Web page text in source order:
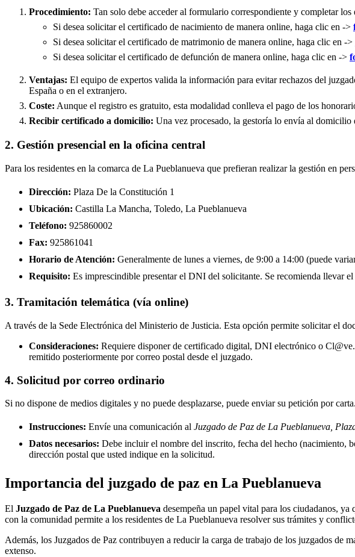
Procedimiento: Tan solo debe acceder al formulario correspondiente y completar los
Si desea solicitar el certificado de nacimiento de manera online, haga clic en ->
Si desea solicitar el certificado de matrimonio de manera online, haga clic en ->
Si desea solicitar el certificado de defunción de manera online, haga clic en ->
Ventajas: El equipo de expertos valida la información para evitar rechazos del
España o en el extranjero.
Coste: Aunque el registro es gratuito, esta modalidad conlleva el pago de los
Recibir certificado a domicilio: Una vez procesado, la gestoría lo envía al domicilio
2. Gestión presencial en la oficina central
Para los residentes en la comarca de La Pueblanueva que prefieran realizar la gestión en
Dirección: Plaza De la Constitución 1
Ubicación: Castilla La Mancha, Toledo, La Pueblanueva
Teléfono: 925860002
Fax: 925861041
Horario de Atención: Generalmente de lunes a viernes, de 9:00 a 14:00 (puede
Requisito: Es imprescindible presentar el DNI del solicitante. Se recomienda llevar
3. Tramitación telemática (vía online)
A través de la Sede Electrónica del Ministerio de Justicia. Esta opción permite solicitar el
Consideraciones: Requiere disponer de certificado digital, DNI electrónico o
remitido posteriormente por correo postal desde el juzgado.
4. Solicitud por correo ordinario
Si no dispone de medios digitales y no puede desplazarse, puede enviar su petición por carta.
Instrucciones: Envíe una comunicación al Juzgado de Paz de La Pueblanueva,
Datos necesarios: Debe incluir el nombre del inscrito, fecha del hecho (nacimiento,
dirección postal que usted indique en la solicitud.
Importancia del juzgado de paz en La Pueblanueva
El Juzgado de Paz de La Pueblanueva desempeña un papel vital para los ciudadanos,
con la comunidad permite a los residentes de La Pueblanueva resolver sus trámites y
Además, los Juzgados de Paz contribuyen a reducir la carga de trabajo de los juzgados de
extenso.